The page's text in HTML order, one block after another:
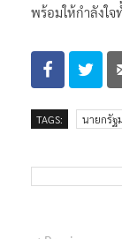
พร้อมให้กำลังใ
TAGS: นายกรัฐ